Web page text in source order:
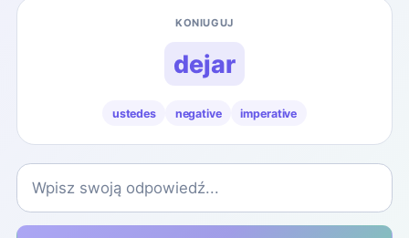
KONIUGUJ
dejar
ustedes negative imperative